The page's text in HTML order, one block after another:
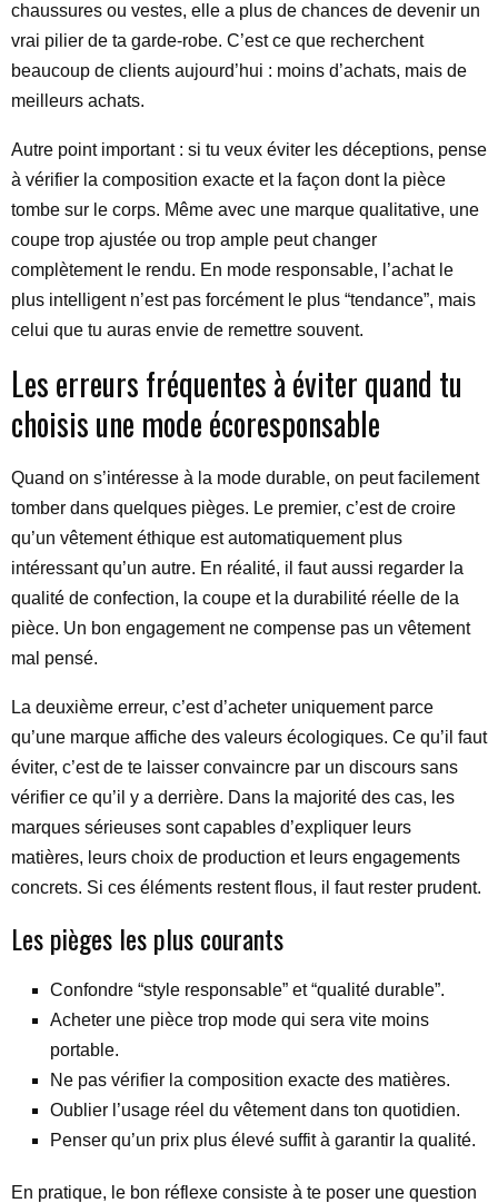
chaussures ou vestes, elle a plus de chances de devenir un
vrai pilier de ta garde-robe. C’est ce que recherchent
beaucoup de clients aujourd’hui : moins d’achats, mais de
meilleurs achats.
Autre point important : si tu veux éviter les déceptions, pense
à vérifier la composition exacte et la façon dont la pièce
tombe sur le corps. Même avec une marque qualitative, une
coupe trop ajustée ou trop ample peut changer
complètement le rendu. En mode responsable, l’achat le
plus intelligent n’est pas forcément le plus “tendance”, mais
celui que tu auras envie de remettre souvent.
Les erreurs fréquentes à éviter quand tu
choisis une mode écoresponsable
Quand on s’intéresse à la mode durable, on peut facilement
tomber dans quelques pièges. Le premier, c’est de croire
qu’un vêtement éthique est automatiquement plus
intéressant qu’un autre. En réalité, il faut aussi regarder la
qualité de confection, la coupe et la durabilité réelle de la
pièce. Un bon engagement ne compense pas un vêtement
mal pensé.
La deuxième erreur, c’est d’acheter uniquement parce
qu’une marque affiche des valeurs écologiques. Ce qu’il faut
éviter, c’est de te laisser convaincre par un discours sans
vérifier ce qu’il y a derrière. Dans la majorité des cas, les
marques sérieuses sont capables d’expliquer leurs
matières, leurs choix de production et leurs engagements
concrets. Si ces éléments restent flous, il faut rester prudent.
Les pièges les plus courants
Confondre “style responsable” et “qualité durable”.
Acheter une pièce trop mode qui sera vite moins
portable.
Ne pas vérifier la composition exacte des matières.
Oublier l’usage réel du vêtement dans ton quotidien.
Penser qu’un prix plus élevé suffit à garantir la qualité.
En pratique, le bon réflexe consiste à te poser une question